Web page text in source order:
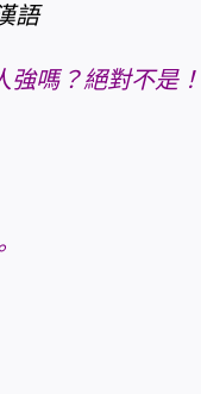
語
強嗎？絕對不是！